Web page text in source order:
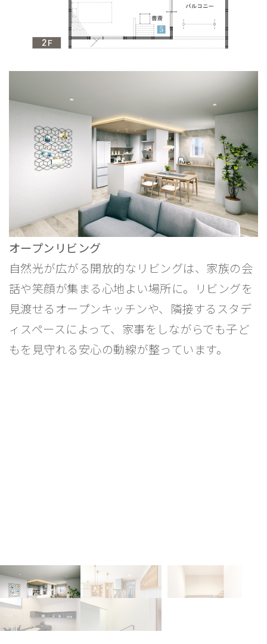
オープンリビング
自然光が広がる開放的なリビングは、家族の会
話や笑顔が集まる心地よい場所に。リビングを
見渡せるオープンキッチンや、隣接するスタデ
ィスペースによって、家事をしながらでも子ど
もを見守れる安心の動線が整っています。
スマートキッチン
プライベートルーム・空間